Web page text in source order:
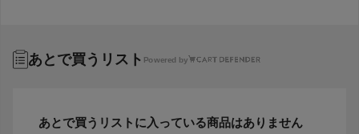
あとで買うリスト Powered by
あとで買うリストに入っている商品はありません